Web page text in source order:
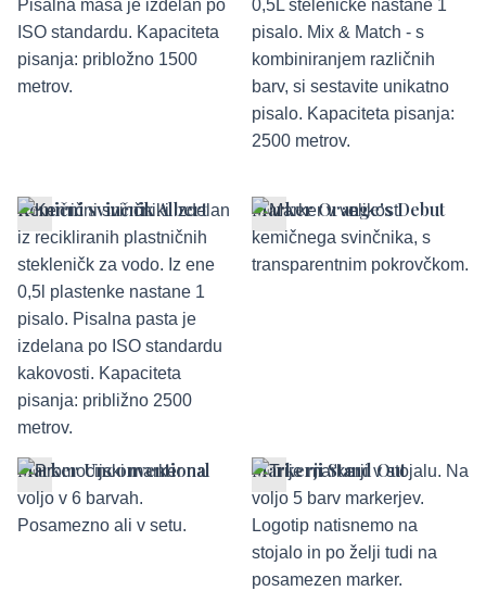
Kemični svinčnik Albert Marker Orange's Debut
Marker Unconventional Markerji Stand Out